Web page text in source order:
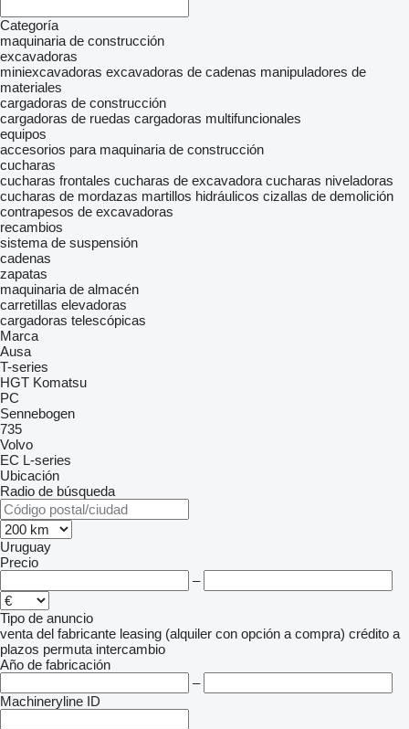
Categoría
maquinaria de construcción
excavadoras
miniexcavadoras excavadoras de cadenas manipuladores de
materiales
cargadoras de construcción
cargadoras de ruedas cargadoras multifuncionales
equipos
accesorios para maquinaria de construcción
cucharas
cucharas frontales cucharas de excavadora cucharas niveladoras
cucharas de mordazas martillos hidráulicos cizallas de demolición
contrapesos de excavadoras
recambios
sistema de suspensión
cadenas
zapatas
maquinaria de almacén
carretillas elevadoras
cargadoras telescópicas
Marca
Ausa
T-series
HGT Komatsu
PC
Sennebogen
735
Volvo
EC L-series
Ubicación
Radio de búsqueda
Uruguay
Precio
–
Tipo de anuncio
venta del fabricante leasing (alquiler con opción a compra) crédito a
plazos permuta intercambio
Año de fabricación
–
Machineryline ID